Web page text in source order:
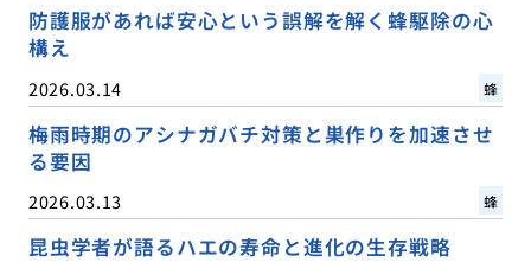
防護服があれば安心という誤解を解く蜂駆除の心
構え
2026.03.14 蜂
梅雨時期のアシナガバチ対策と巣作りを加速させ
る要因
2026.03.13 蜂
昆虫学者が語るハエの寿命と進化の生存戦略